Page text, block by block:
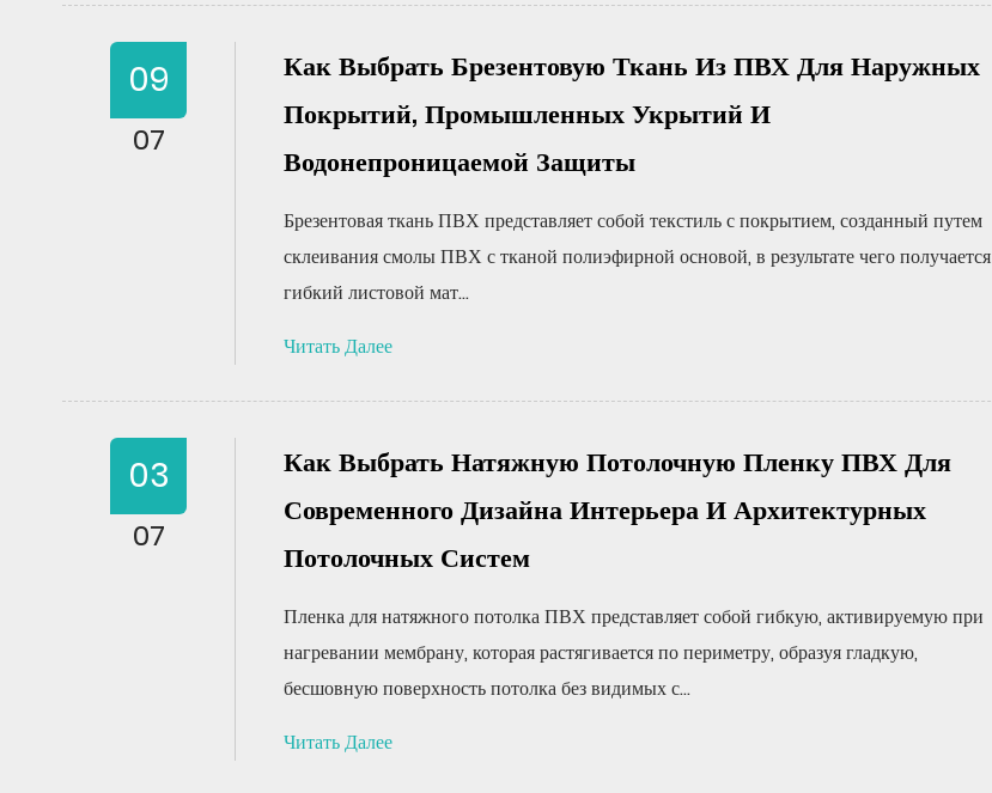
09
07
Как Выбрать Брезентовую Ткань Из ПВХ Для Наружных
Покрытий, Промышленных Укрытий И
Водонепроницаемой Защиты
Брезентовая ткань ПВХ представляет собой текстиль с покрытием, созданный путем
склеивания смолы ПВХ с тканой полиэфирной основой, в результате чего получается
гибкий листовой мат...
Читать Далее
03
07
Как Выбрать Натяжную Потолочную Пленку ПВХ Для
Современного Дизайна Интерьера И Архитектурных
Потолочных Систем
Пленка для натяжного потолка ПВХ представляет собой гибкую, активируемую при
нагревании мембрану, которая растягивается по периметру, образуя гладкую,
бесшовную поверхность потолка без видимых с...
Читать Далее